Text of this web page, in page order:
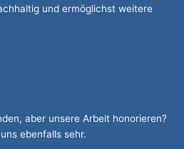
und ermöglichst weitere
aber unsere Arbeit honorieren?
ebenfalls sehr.